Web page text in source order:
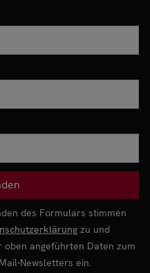
des Formulars stimmen
zu und
angeführten Daten zum
Newsletters ein.